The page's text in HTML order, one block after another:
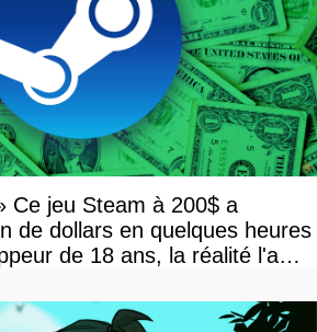
Ce jeu Steam à 200$ a
de dollars en quelques heures
de 18 ans, la réalité l'a